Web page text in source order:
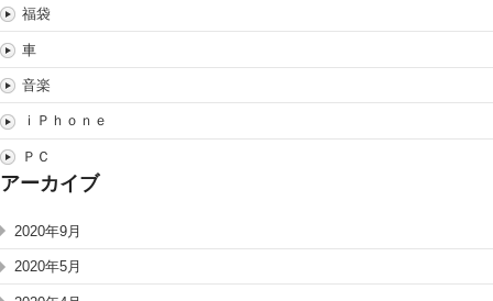
福袋
車
音楽
ｉＰｈｏｎｅ
ＰＣ
アーカイブ
2020年9月
2020年5月